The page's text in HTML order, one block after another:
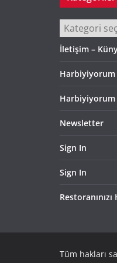
Kategoriler
İletişim –
Harbiyiyorum
Harbiyiyorum
Newsletter
Sign In
Sign In
Tüm hakları